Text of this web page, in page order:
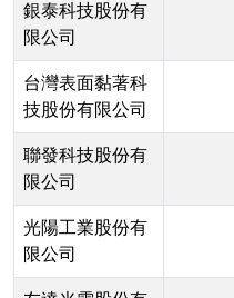
銀泰科技股份有
限公司
台灣表面黏著科
技股份有限公司
聯發科技股份有
限公司
光陽工業股份有
限公司